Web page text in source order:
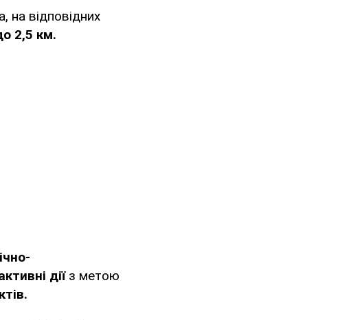
на відповідних
2,5 км.
дії з метою